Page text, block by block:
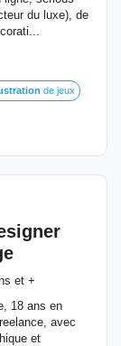
du luxe), de
de jeux
et +
18 ans en
avec
et